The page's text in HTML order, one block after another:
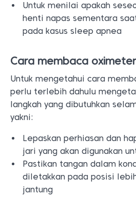
Untuk menilai apakah
henti napas sementara
pada kasus sleep apnea
Cara membaca oximeter
Untuk mengetahui cara
perlu terlebih dahulu
langkah yang dibutuhkan
yakni:
Lepaskan perhiasan dan
jari yang akan digunakan
Pastikan tangan dalam
diletakkan pada posisi
jantung